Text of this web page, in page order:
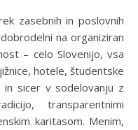
zasebnih in poslovnih
na organiziran
– celo Slovenijo, vsa
hotele, študentske
sicer v sodelovanju z
transparentnimi
karitasom. Menim,